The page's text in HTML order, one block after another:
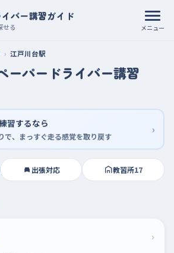
バー講習ガイド
せる メニュー
江戸川台駅
ーパードライバー講習
習するなら
で、まっすぐ走る感覚を取り戻す ›
出張対応 教習所17
›